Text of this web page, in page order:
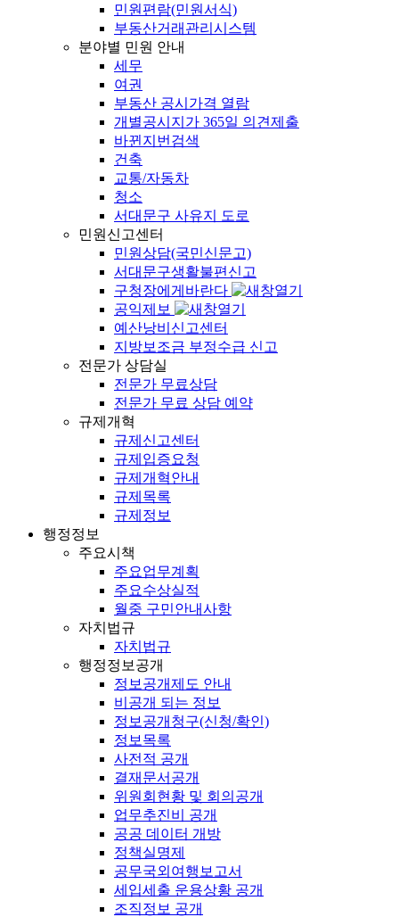
민원편람(민원서식)
부동산거래관리시스템
분야별 민원 안내
세무
여권
부동산 공시가격 열람
개별공시지가 365일 의견제출
바뀐지번검색
건축
교통/자동차
청소
서대문구 사유지 도로
민원신고센터
민원상담(국민신문고)
서대문구생활불편신고
구청장에게바란다
공익제보
예산낭비신고센터
지방보조금 부정수급 신고
전문가 상담실
전문가 무료상담
전문가 무료 상담 예약
규제개혁
규제신고센터
규제입증요청
규제개혁안내
규제목록
규제정보
행정정보
주요시책
주요업무계획
주요수상실적
월중 구민안내사항
자치법규
자치법규
행정정보공개
정보공개제도 안내
비공개 되는 정보
정보공개청구(신청/확인)
정보목록
사전적 공개
결재문서공개
위원회현황 및 회의공개
업무추진비 공개
공공 데이터 개방
정책실명제
공무국외여행보고서
세입세출 운용상황 공개
조직정보 공개